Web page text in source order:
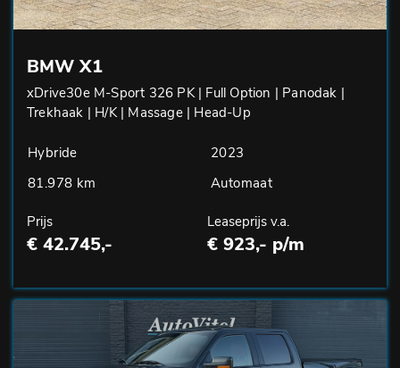
BMW X1
xDrive30e M-Sport 326 PK | Full Option | Panodak |
Trekhaak | H/K | Massage | Head-Up
Hybride
2023
81.978 km
Automaat
Prijs
€ 42.745,-
Leaseprijs v.a.
€ 923,- p/m